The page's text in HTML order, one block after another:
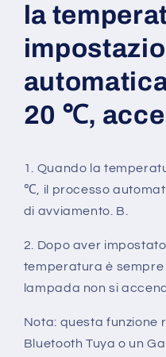
la
20 ℃,
1. Quando la
℃, il processo
di avviamento. B.
2. Dopo aver
temperatura è
lampada non si
Nota: questa funzione
Bluetooth Tuya o un